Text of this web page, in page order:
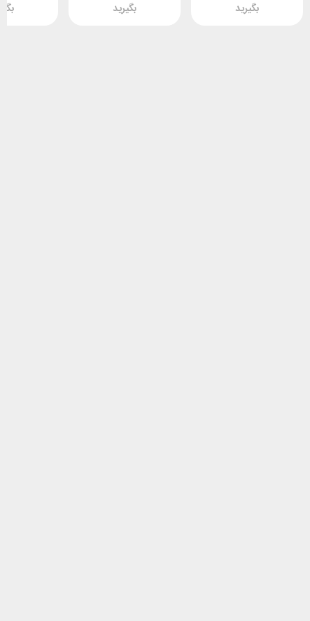
بگیرید
بگیرید